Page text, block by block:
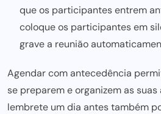
que os participantes entrem
coloque os participantes em
grave a reunião
Agendar com antecedência
se preparem e organizem as suas
lembrete um dia antes também